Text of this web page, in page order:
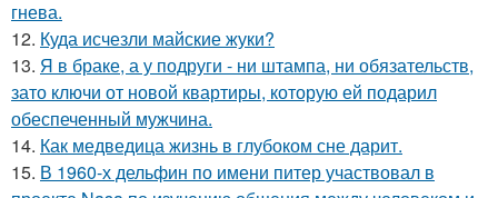
гнева.
12. Куда исчезли майские жуки?
13. Я в браке, а у подруги - ни штампа, ни обязательств,
зато ключи от новой квартиры, которую ей подарил
обеспеченный мужчина.
14. Как медведица жизнь в глубоком сне дарит.
15. В 1960-х дельфин по имени питер участвовал в